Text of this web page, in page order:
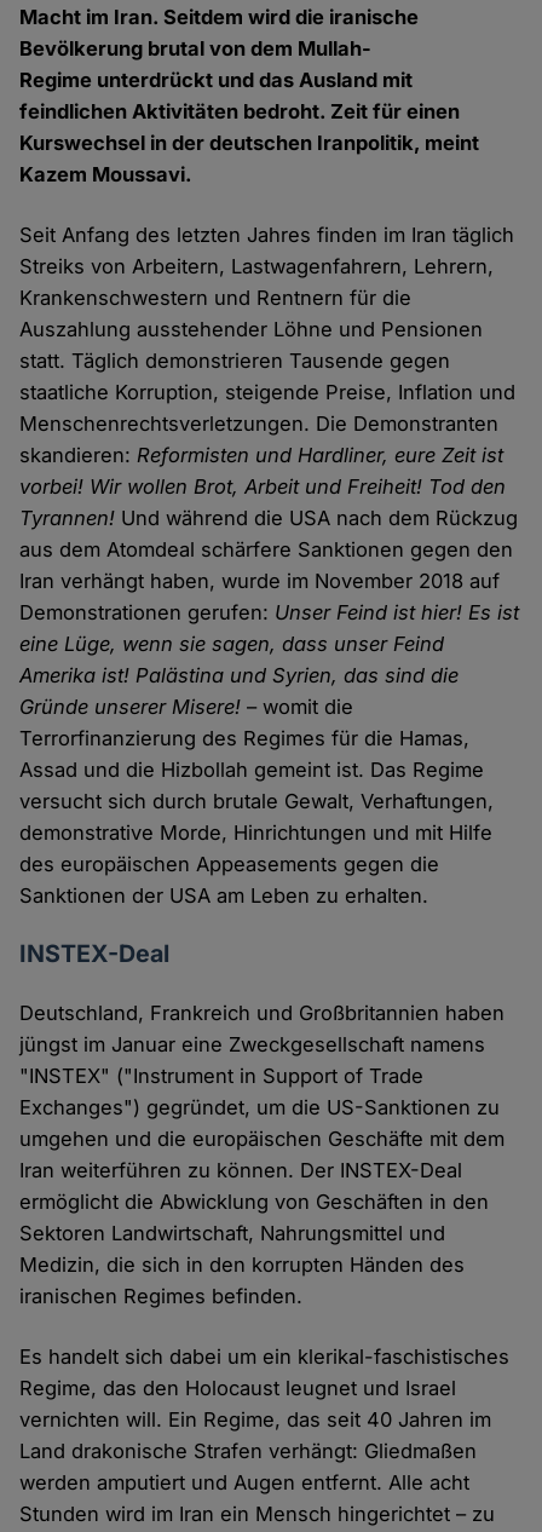
Macht im Iran. Seitdem wird die iranische
Bevölkerung brutal von dem Mullah-
Regime unterdrückt und das Ausland mit
feindlichen Aktivitäten bedroht. Zeit für einen
Kurswechsel in der deutschen Iranpolitik, meint
Kazem Moussavi.
Seit Anfang des letzten Jahres finden im Iran täglich
Streiks von Arbeitern, Lastwagenfahrern, Lehrern,
Krankenschwestern und Rentnern für die
Auszahlung ausstehender Löhne und Pensionen
statt. Täglich demonstrieren Tausende gegen
staatliche Korruption, steigende Preise, Inflation und
Menschenrechtsverletzungen. Die Demonstranten
skandieren:Reformisten und Hardliner, eure Zeit ist
vorbei! Wir wollen Brot, Arbeit und Freiheit! Tod den
Tyrannen! Und während die USA nach dem Rückzug
aus dem Atomdeal schärfere Sanktionen gegen den
Iran verhängt haben, wurde im November 2018 auf
Demonstrationen gerufen: Unser Feind ist hier! Es ist
eine Lüge, wenn sie sagen, dass unser Feind
Amerika ist! Palästina und Syrien, das sind die
Gründe unserer Misere! – womit die
Terrorfinanzierung des Regimes für die Hamas,
Assad und die Hizbollah gemeint ist. Das Regime
versucht sich durch brutale Gewalt, Verhaftungen,
demonstrative Morde, Hinrichtungen und mit Hilfe
des europäischen Appeasements gegen die
Sanktionen der USA am Leben zu erhalten.
INSTEX-Deal
Deutschland, Frankreich und Großbritannien haben
jüngst im Januar eine Zweckgesellschaft namens
"INSTEX" ("Instrument in Support of Trade
Exchanges") gegründet, um die US-Sanktionen zu
umgehen und die europäischen Geschäfte mit dem
Iran weiterführen zu können. Der INSTEX-Deal
ermöglicht die Abwicklung von Geschäften in den
Sektoren Landwirtschaft, Nahrungsmittel und
Medizin, die sich in den korrupten Händen des
iranischen Regimes befinden.
Es handelt sich dabei um ein klerikal-faschistisches
Regime, das den Holocaust leugnet und Israel
vernichten will. Ein Regime, das seit 40 Jahren im
Land drakonische Strafen verhängt: Gliedmaßen
werden amputiert und Augen entfernt. Alle acht
Stunden wird im Iran ein Mensch hingerichtet – zu